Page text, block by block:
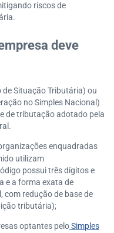
riscos de
deve
de Situação Tributária) ou
no Simples Nacional)
de tributação adotado pela
enquadradas
utilizam
possui três dígitos e
e a forma exata de
com redução de base de
tributária);
optantes peloSimples